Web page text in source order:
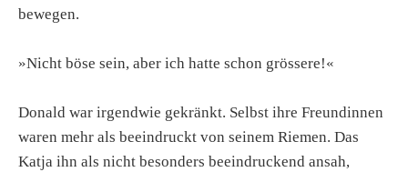
bewegen.
»Nicht böse sein, aber ich hatte schon grössere!«
Donald war irgendwie gekränkt. Selbst ihre Freundinnen
waren mehr als beeindruckt von seinem Riemen. Das
Katja ihn als nicht besonders beeindruckend ansah,